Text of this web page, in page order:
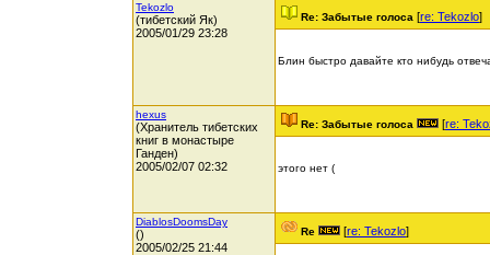
Tekozlo
(тибетский Як)
2005/01/29 23:28
Re: Забытые голоса [re: Tekozlo]
Блин быстро давайте кто нибудь
hexus
(Хранитель тибетских
книг в монастыре
Ганден)
2005/02/07 02:32
Re: Забытые голоса [re:
этого нет (
DiablosDoomsDay
()
2005/02/25 21:44
Re [re: Tekozlo]